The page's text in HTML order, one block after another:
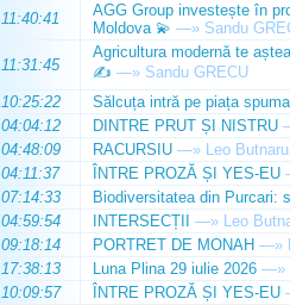
11:40:41
AGG Group investește în
Moldova 💫 —» Sandu
11:31:45
Agricultura modernă te
✍️ —» Sandu GRECU
10:25:22
Sălcuța intră pe piața
04:04:12
DINTRE PRUT ȘI NISTRU
04:48:09
RACURSIU —» Leo Butnaru
04:11:37
ÎNTRE PROZĂ ȘI YES-EU
07:14:33
Biodiversitatea din Purcari:
04:59:54
INTERSECȚII —» Leo
09:18:14
PORTRET DE MONAH —»
17:38:13
Luna Plina 29 iulie 2026 —»
10:09:57
ÎNTRE PROZĂ ȘI YES-EU